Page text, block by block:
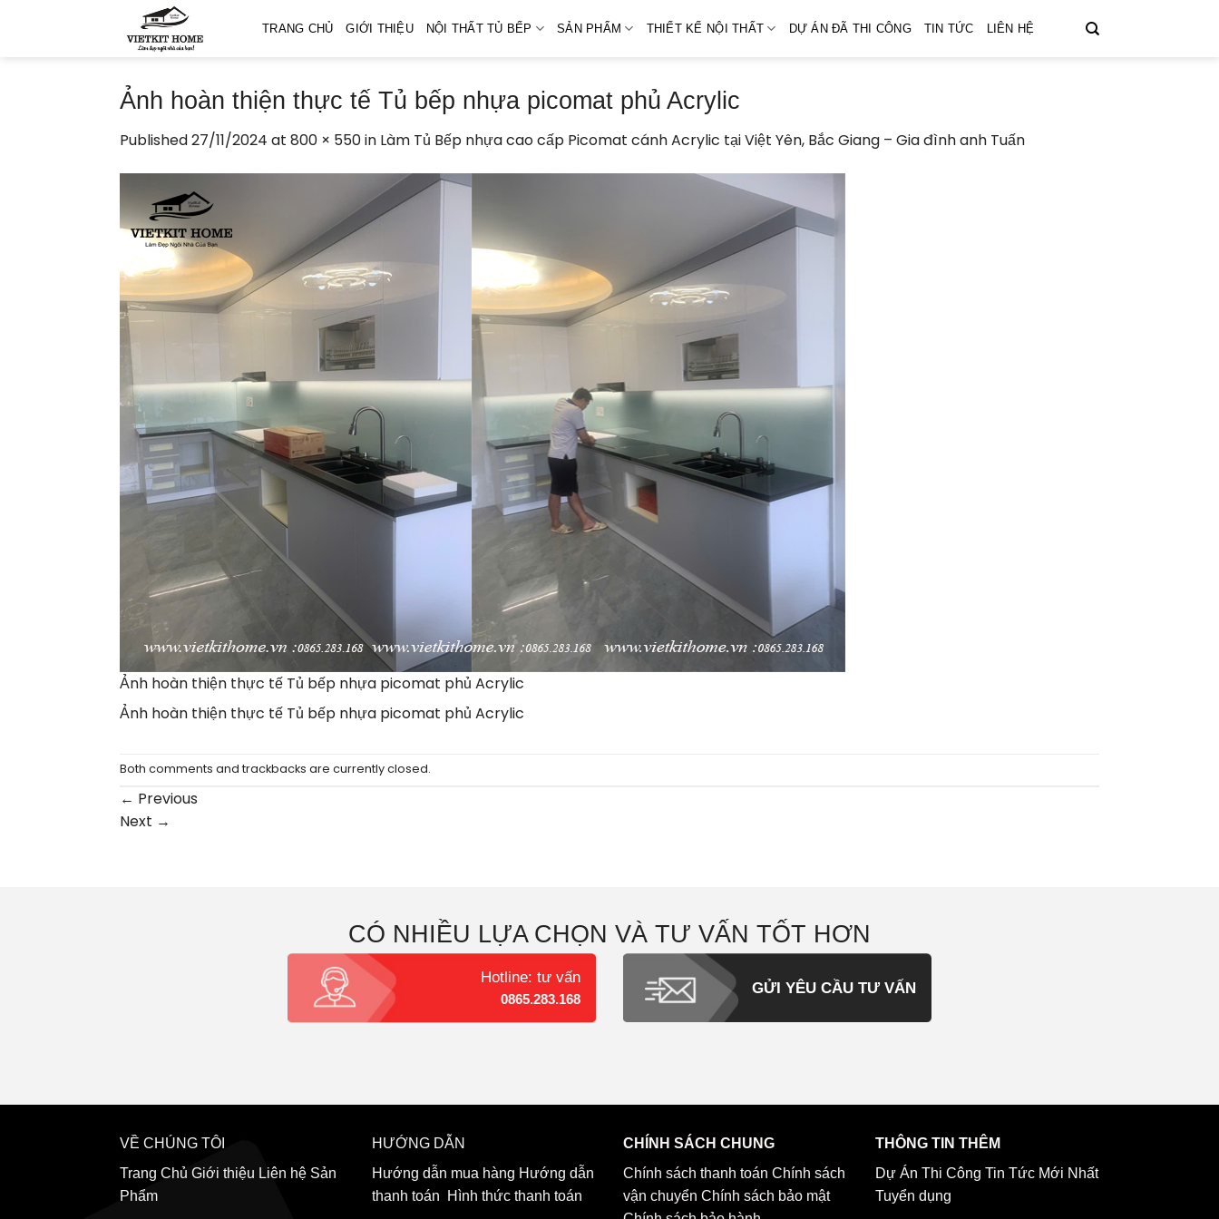
TRANG CHỦ GIỚI THIỆU NỘI THẤT TỦ BẾP SẢN PHẨM THIẾT KẾ NỘI THẤT DỰ ÁN ĐÃ THI CÔNG TIN TỨC LIÊN HỆ
Ảnh hoàn thiện thực tế Tủ bếp nhựa picomat phủ Acrylic
Published27/11/2024 at 800 × 550in Làm Tủ Bếp nhựa cao cấp Picomat cánh Acrylic tại Việt Yên, Bắc Giang – Gia đình anh Tuấn
Ảnh hoàn thiện thực tế Tủ bếp nhựa picomat phủ Acrylic
Ảnh hoàn thiện thực tế Tủ bếp nhựa picomat phủ Acrylic
Both comments and trackbacks are currently closed.
← Previous
Next →
CÓ NHIỀU LỰA CHỌN VÀ TƯ VẤN TỐT HƠN
Hotline: tư vấn
0865.283.168
GỬI YÊU CẦU TƯ VẤN
VỀ CHÚNG TÔI
Trang Chủ Giới thiệu Liên hệ Sản
Phẩm
HƯỚNG DẪN
Hướng dẫn mua hàng Hướng dẫn
thanh toán
Hình thức thanh toán
CHÍNH SÁCH CHUNG
Chính sách thanh toán Chính sách
vận chuyển Chính sách bảo mật
THÔNG TIN THÊM
Dự Án Thi Công Tin Tức Mới Nhất
Tuyển dụng